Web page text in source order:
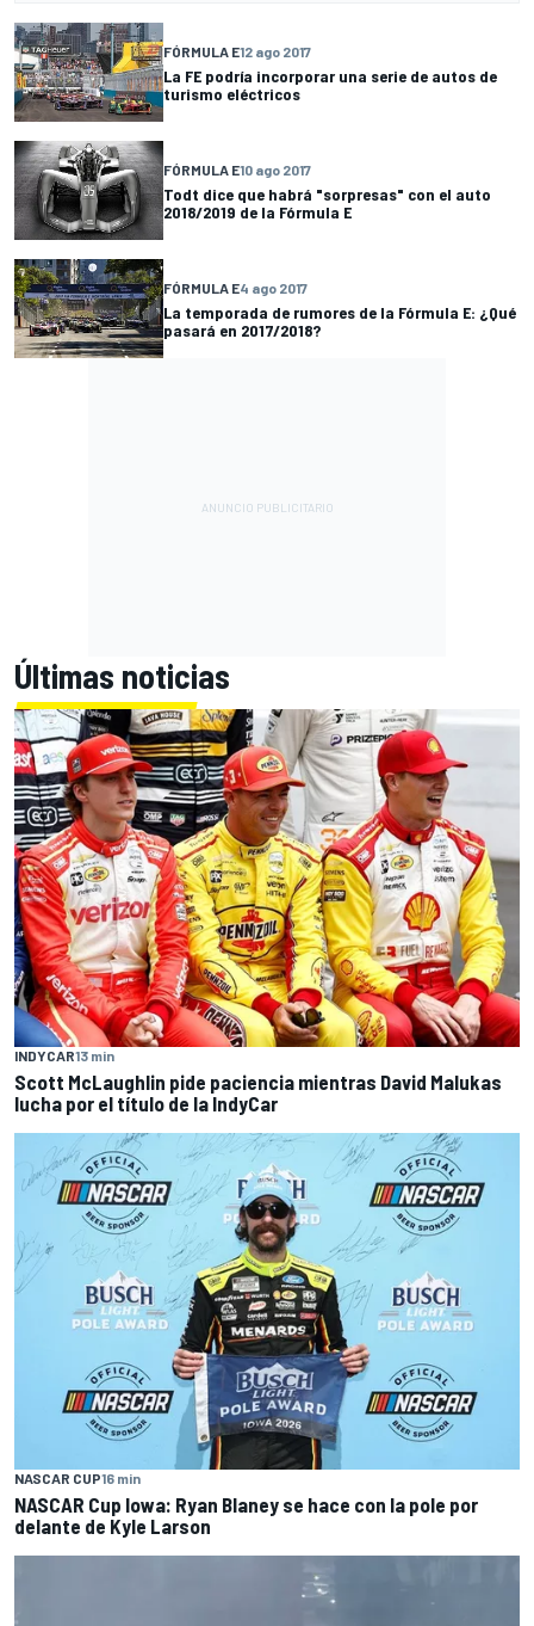
FÓRMULA E12 ago 2017
La FE podría incorporar una serie de autos de
turismo eléctricos
FÓRMULA E10 ago 2017
Todt dice que habrá "sorpresas" con el auto
2018/2019 de la Fórmula E
FÓRMULA E4 ago 2017
La temporada de rumores de la Fórmula E: ¿Qué
pasará en 2017/2018?
Últimas noticias
INDYCAR13 min
Scott McLaughlin pide paciencia mientras David Malukas
lucha por el título de la IndyCar
NASCAR CUP16 min
NASCAR Cup Iowa: Ryan Blaney se hace con la pole por
delante de Kyle Larson